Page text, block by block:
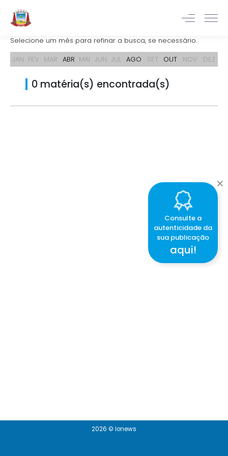
Selecione um mês para refinar a busca, se necessário.
JAN FEV MAR ABR MAI JUN JUL AGO SET OUT NOV DEZ
0 matéria(s) encontrada(s)
2026 © Ionews
Consulte a
autenticidade da
sua publicação
aqui!